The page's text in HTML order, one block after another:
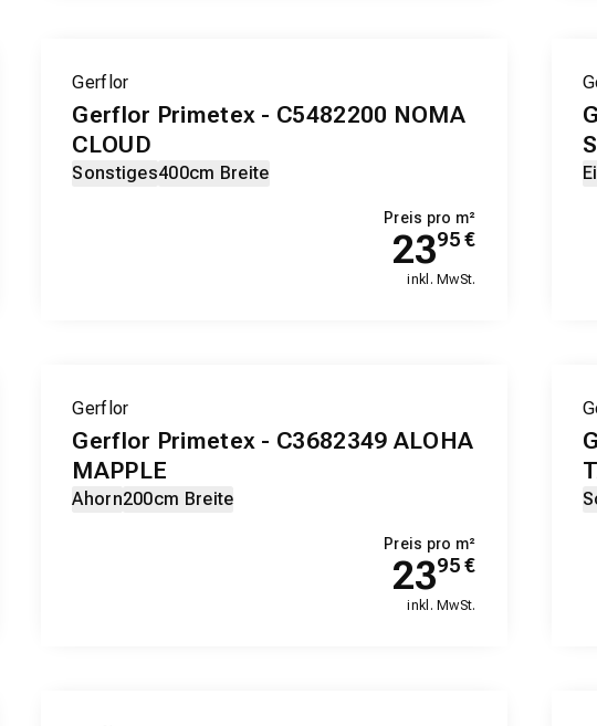
Gerflor
Gerflor Primetex - C5482200 NOMA
CLOUD
Sonstiges400cm Breite
Preis pro m²
2395€
inkl. MwSt.
Gerflor
Gerflor Primetex - C3682349 ALOHA
MAPPLE
Ahorn200cm Breite
Preis pro m²
2395€
inkl. MwSt.